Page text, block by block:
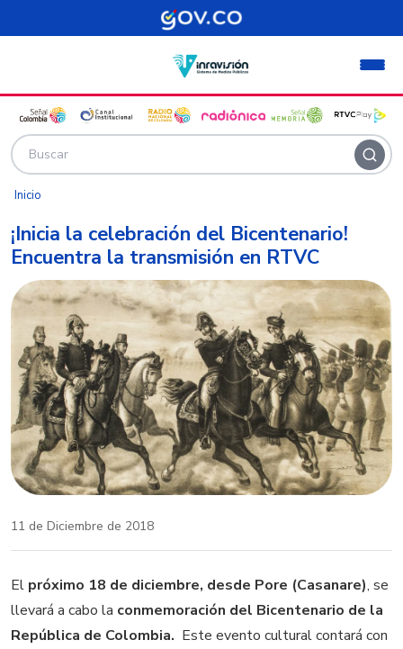
Pasar al contenido principal
Inicio
¡Inicia la celebración del Bicentenario!
Encuentra la transmisión en RTVC
11 de Diciembre de 2018
El próximo 18 de diciembre, desde Pore (Casanare), se
llevará a cabo la conmemoración del Bicentenario de la
República de Colombia. Este evento cultural contará con